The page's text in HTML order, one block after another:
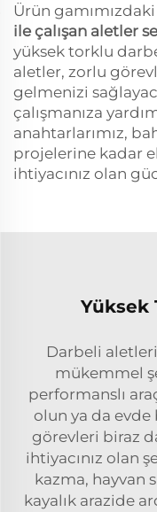
Ürün
ile çalışan aletler
yüksek torklu
aletler, zorlu
gelmenizi
çalışmanıza
anahtarlarımız,
projelerine kadar
ihtiyacınız olan
Yüksek
Darbeli
mükemmel
performanslı
olun ya da evde
görevleri biraz
ihtiyacınız olan
kazma, hayvan
kayalık arazide